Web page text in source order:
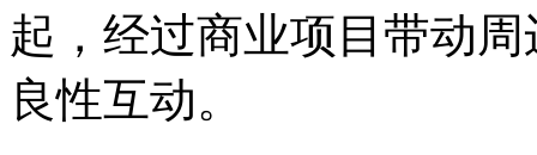
起，经过商业项目带动
良性互动。